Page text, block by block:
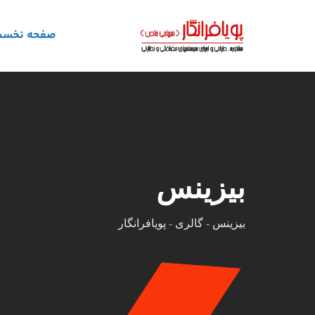
صفحه
بیزینس
بیزینس - گالری - پویافرانگار